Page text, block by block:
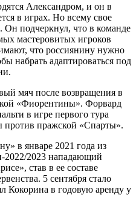
Александром, и он в
в играх. Но всему свое
подчеркнул, что в команде
мастеровитых игроков
что россиянину нужно
набрать адаптироваться под
мяч после возвращения в
«Фиорентины». Форвард
в игре первого тура
против пражской «Спарты».
в январе 2021 года из
2022/2023 нападающий
став в ее составе
5 сентября стало
Кокорина в годовую аренду у